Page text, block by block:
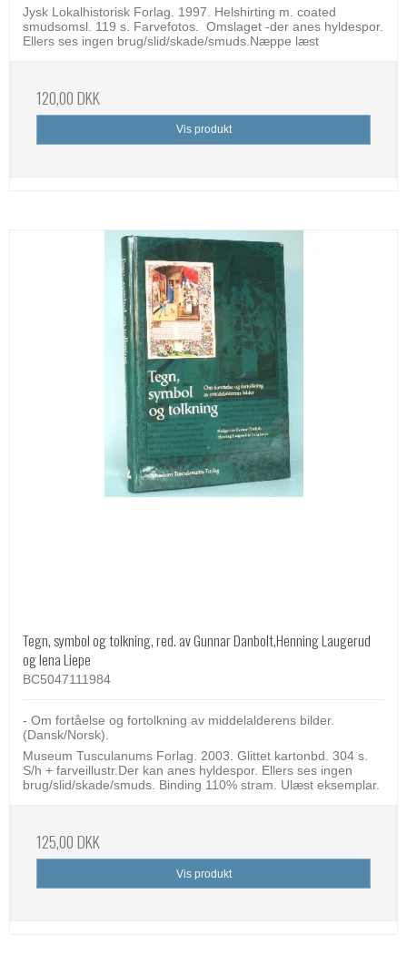
Jysk Lokalhistorisk Forlag. 1997. Helshirting m. coated
smudsomsl. 119 s. Farvefotos. Omslaget -der anes hyldespor.
Ellers ses ingen brug/slid/skade/smuds.Næppe læst
120,00 DKK
Vis produkt
Tegn, symbol og tolkning, red. av Gunnar Danbolt,Henning Laugerud
og lena Liepe
BC5047111984
- Om fortåelse og fortolkning av middelalderens bilder.
(Dansk/Norsk).
Museum Tusculanums Forlag. 2003. Glittet kartonbd. 304 s.
S/h + farveillustr.Der kan anes hyldespor. Ellers ses ingen
brug/slid/skade/smuds. Binding 110% stram. Ulæst eksemplar.
125,00 DKK
Vis produkt